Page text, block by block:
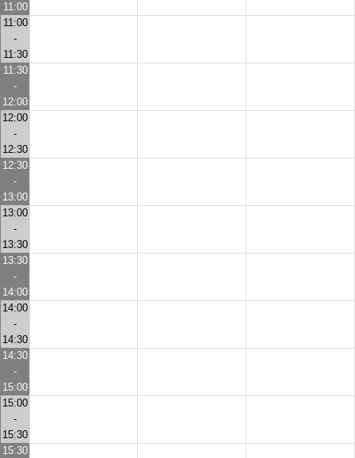
11:00
11:00
-
11:30
11:30
-
12:00
12:00
-
12:30
12:30
-
13:00
13:00
-
13:30
13:30
-
14:00
14:00
-
14:30
14:30
-
15:00
15:00
-
15:30
15:30